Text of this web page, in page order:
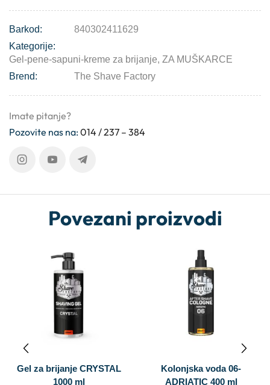
Barkod:
840302411629
Kategorije:
Gel-pene-sapuni-kreme za brijanje, ZA MUŠKARCE
Brend:
The Shave Factory
Imate pitanje?
Pozovite nas na:014 / 237 – 384
Povezani proizvodi
Gel za brijanje CRYSTAL
1000 ml
Kolonjska voda 06-
ADRIATIC 400 ml